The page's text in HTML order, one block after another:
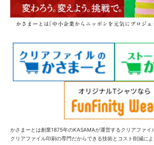
かさまーとは創業1875年のKASAMAが運営するクリアファイ
クリアファイル印刷の専門だからできる技術とコスト削減によ